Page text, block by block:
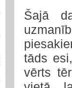
Šajā
tāds
vērts